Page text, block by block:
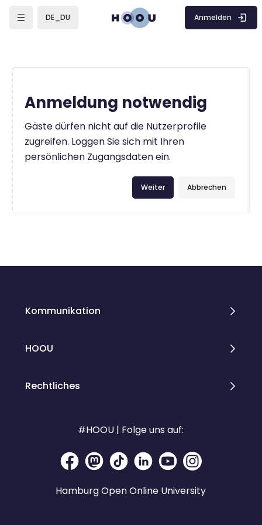
DE_DU Anmelden
Anmeldung notwendig
Gäste dürfen nicht auf die Nutzerprofile
zugreifen. Loggen Sie sich mit Ihren
persönlichen Zugangsdaten ein.
Abbrechen
Weiter
Kommunikation
HOOU
Rechtliches
#HOOU | Folge uns auf:
Hamburg Open Online University